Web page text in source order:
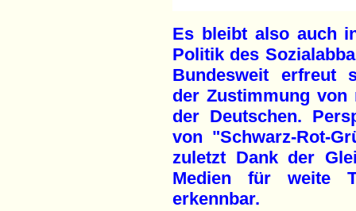
Es bleibt also auch
Politik des
Bundesweit erfreut
der Zustimmung
der Deutschen.
von "Schwarz-Rot-
zuletzt Dank der
Medien für weite
erkennbar.